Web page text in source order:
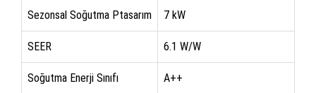
Sezonsal Soğutma Ptasarım 7 kW
SEER 6.1 W/W
Soğutma Enerji Sınıfı A++